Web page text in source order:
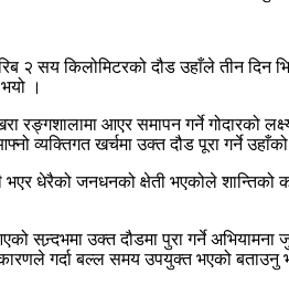
२ सय किलोमिटरको दौड उहाँले तीन दिन
।
रङ्गशालामा आएर समापन गर्ने गोदारको
खर्चमा उक्त दौड पूरा गर्ने
भएर धेरैको जनधनको क्षेती भएकोले
सन्र्दभमा उक्त दौडमा पुरा गर्ने
गर्दा बल्ल समय उपयुक्त भएको बताउनु